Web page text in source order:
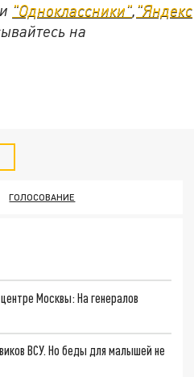
и "Одноклассники", "Яндекс
на
ГОЛОСОВАНИЕ
Москвы: На генералов
ВСУ. Но беды для малышей не